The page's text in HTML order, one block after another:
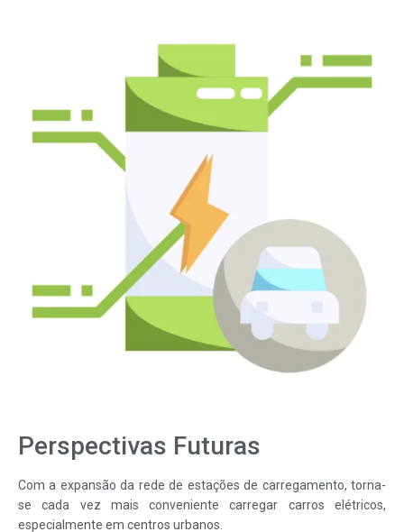
Perspectivas Futuras
Com a expansão da rede de estações de carregamento, torna-
se cada vez mais conveniente carregar carros elétricos,
especialmente em centros urbanos.